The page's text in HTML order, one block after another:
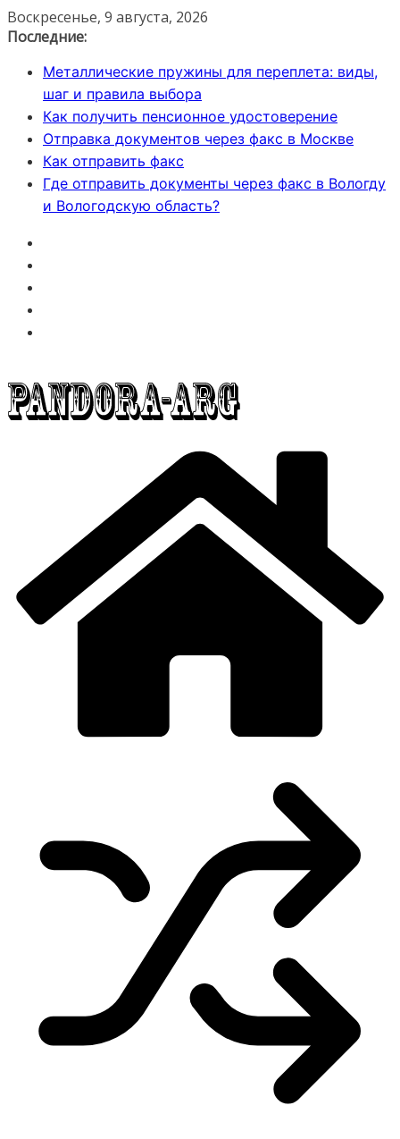
Перейти
к
Воскресенье, 9 августа, 2026
Последние:
Металлические пружины для переплета: виды,
шаг и правила выбора
Как получить пенсионное удостоверение
Отправка документов через факс в Москве
Как отправить факс
Где отправить документы через факс в Вологду
и Вологодскую область?